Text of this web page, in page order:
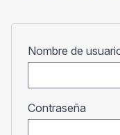
Nombre de
Contraseña